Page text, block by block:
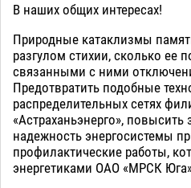
В наших общих интересах!
Природные катаклизмы
разгулом стихии, сколько ее
связанными с ними
Предотвратить подобные
распределительных сетях
«Астраханьэнерго»,
надежность энергосистемы
профилактические работы,
энергетиками ОАО «МРСК